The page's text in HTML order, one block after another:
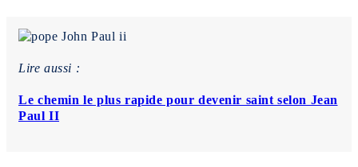
Lire aussi :
Le chemin le plus rapide pour devenir saint selon Jean
Paul II